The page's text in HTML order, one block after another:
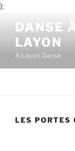
);
contenu
principal
DANSE
LAYON
A Layon Danse
LES PORTES